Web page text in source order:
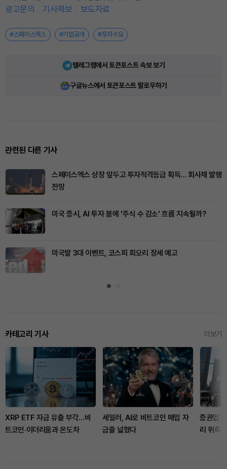
광고문의 기사제보 보도자료
#스페이스엑스 #기업공개 #투자수요
텔레그램에서 토큰포스트 속보 보기
구글뉴스에서 토큰포스트 팔로우하기
관련된 다른 기사
스페이스엑스 상장 앞두고 투자적격등급 획득... 회사채 발행
전망
미국 증시, AI 투자 붐에 '주식 수 감소' 흐름 지속될까?
미국발 3대 이벤트, 코스피 회오리 장세 예고
카테고리 기사 더보기
XRP ETF 자금 유출 부각…비
트코인·이더리움과 온도차
세일러, AI로 비트코인 매입 자
금줄 넓혔다
증권업
리 위축